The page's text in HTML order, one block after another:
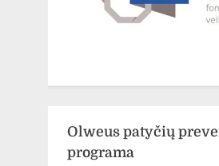
Olweus patyčių
programa